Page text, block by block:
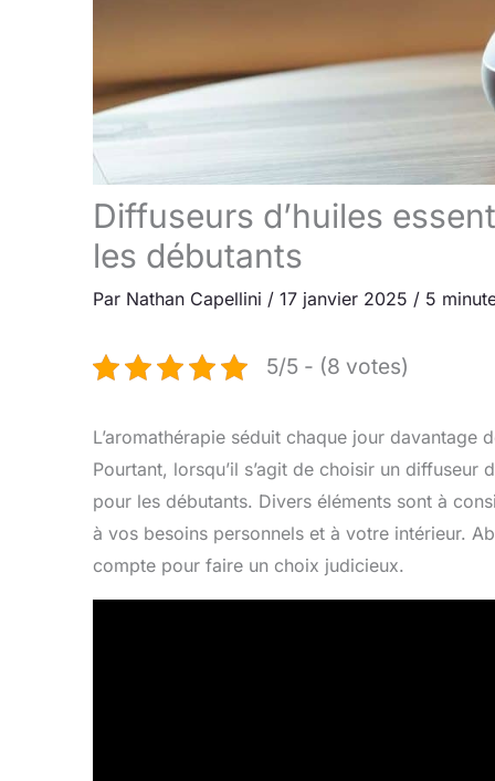
Diffuseurs d’huiles
les débutants
Par Nathan Capellini / 17 janvier 2025 / 5
5/5 - (8 votes)
L’aromathérapie séduit chaque jour
Pourtant, lorsqu’il s’agit de choisir un diffuseur
pour les débutants. Divers éléments sont à
à vos besoins personnels et à votre intérieur.
compte pour faire un choix judicieux.